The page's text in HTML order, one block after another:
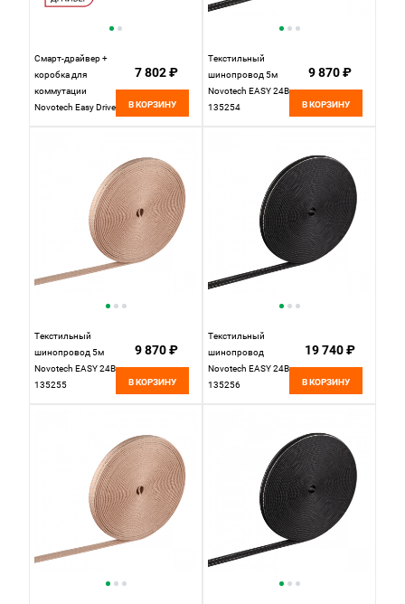
Смарт-драйвер +
коробка для
коммутации
Novotech Easy Drive
7 802 ₽
В КОРЗИНУ
Текстильный
шинопровод 5м
Novotech EASY 24В
135254
9 870 ₽
В КОРЗИНУ
Текстильный
шинопровод 5м
Novotech EASY 24В
135255
9 870 ₽
В КОРЗИНУ
Текстильный
шинопровод
Novotech EASY 24В
135256
19 740 ₽
В КОРЗИНУ